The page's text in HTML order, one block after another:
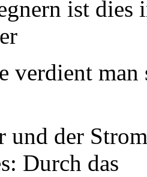
ist dies
verdient man
und der
Durch das